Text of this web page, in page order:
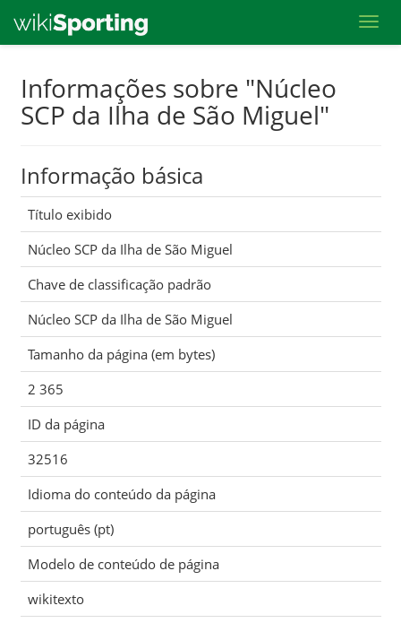
main
Informações sobre "Núcleo
SCP da Ilha de São Miguel"
Informação básica
Título exibido
Núcleo SCP da Ilha de São Miguel
Chave de classificação padrão
Núcleo SCP da Ilha de São Miguel
Tamanho da página (em bytes)
2 365
ID da página
32516
Idioma do conteúdo da página
português (pt)
Modelo de conteúdo de página
wikitexto